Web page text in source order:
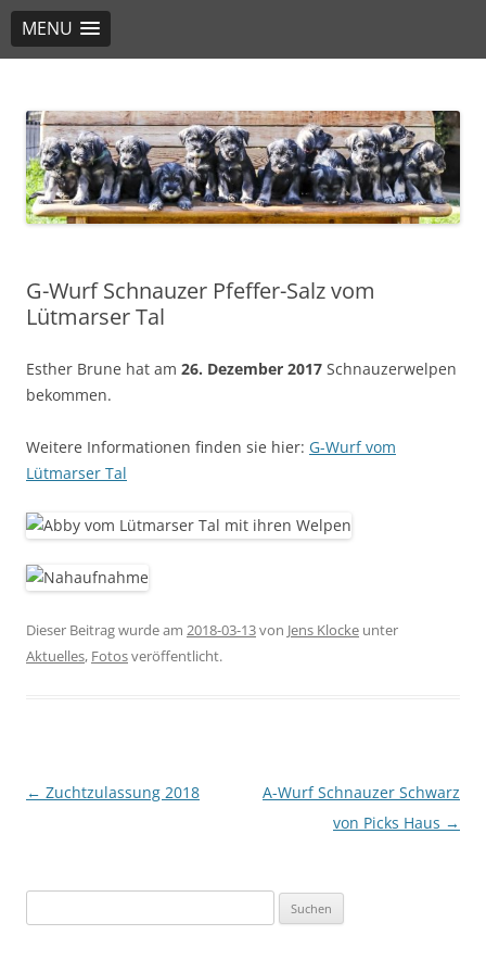
MENU
G-Wurf Schnauzer Pfeffer-Salz vom
Lütmarser Tal
Esther Brune hat am 26. Dezember 2017 Schnauzerwelpen
bekommen.
Weitere Informationen finden sie hier: G-Wurf vom
Lütmarser Tal
Dieser Beitrag wurde am 2018-03-13von Jens Klocke unter
Aktuelles, Fotosveröffentlicht.
Beitragsnavigation
← Zuchtzulassung 2018
A-Wurf Schnauzer Schwarz
von Picks Haus →
nach: